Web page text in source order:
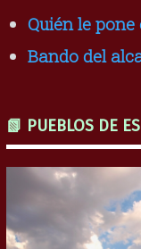
Quién le
Bando del
📗 PUEBLOS DE